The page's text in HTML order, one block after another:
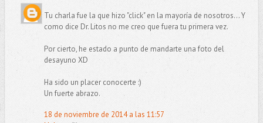
Tu charla fue la que hizo "click" en la mayoría de nosotros... Y
como dice Dr. Litos no me creo que fuera tu primera vez.
Por cierto, he estado a punto de mandarte una foto del
desayuno XD
Ha sido un placer conocerte :)
Un fuerte abrazo.
18 de noviembre de 2014 a las 11:57